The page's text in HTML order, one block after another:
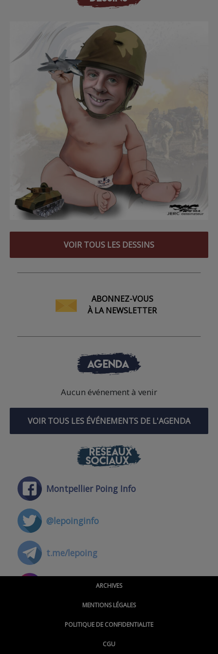
VOIR TOUS LES DESSINS
ABONNEZ-VOUS
À LA NEWSLETTER
AGENDA
Aucun événement à venir
VOIR TOUS LES ÉVÉNEMENTS DE L'AGENDA
RÉSEAUX
SOCIAUX
Montpellier Poing Info
@lepoinginfo
t.me/lepoing
@montpellierpoinginfo
@LePoingMontpellier
ARCHIVES
MENTIONS LÉGALES
POLITIQUE DE CONFIDENTIALITE
CGU